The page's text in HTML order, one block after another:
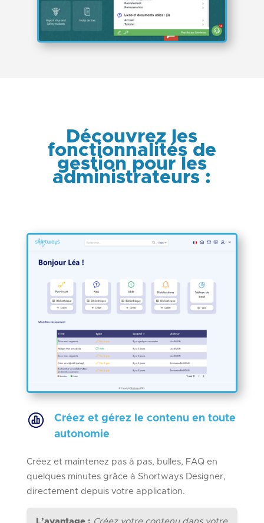
Découvrez les
fonctionnalités de
gestion pour les
administrateurs :
Créez et gérez le contenu en toute
autonomie
Créez et maintenez pas à pas, bulles, FAQ en
quelques minutes grâce à Shortways Designer,
directement depuis votre application.